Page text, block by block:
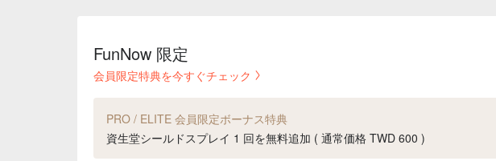
FunNow 限定
会員限定特典を今すぐチェック
PRO / ELITE 会員限定ボーナス特典
資生堂シールドスプレイ 1 回を無料追加 ( 通常価格 TWD 600 )